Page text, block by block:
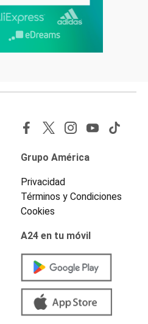
Grupo América
Privacidad
Términos y Condiciones
Cookies
A24 en tu móvil